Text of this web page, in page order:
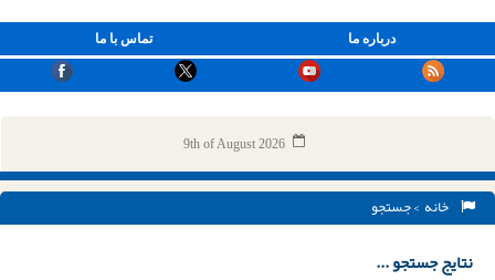
تماس با ما درباره ما
9th of August 2026
خانه > جستجو
نتایج جستجو ...